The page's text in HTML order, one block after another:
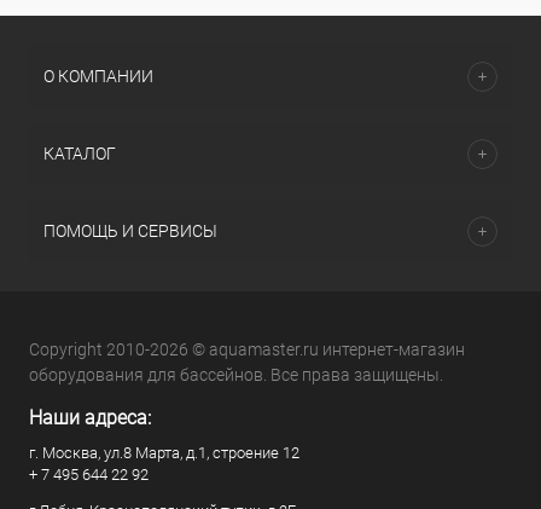
О КОМПАНИИ
КАТАЛОГ
ПОМОЩЬ И СЕРВИСЫ
Copyright 2010-2026 © aquamaster.ru интернет-магазин
оборудования для бассейнов. Все права защищены.
Наши адреса:
г. Москва, ул.8 Марта, д.1, строение 12
+ 7 495 644 22 92